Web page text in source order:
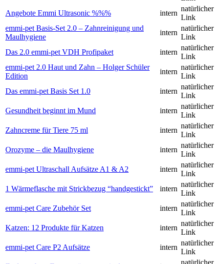
Angebote Emmi Ultrasonic %%%
intern
natürlicher
Link
emmi-pet Basis-Set 2.0 – Zahnreinigung und
Maulhygiene
intern
natürlicher
Link
Das 2.0 emmi-pet VDH Profipaket
intern
natürlicher
Link
emmi-pet 2.0 Haut und Zahn – Holger Schüler
Edition
intern
natürlicher
Link
Das emmi-pet Basis Set 1.0
intern
natürlicher
Link
Gesundheit beginnt im Mund
intern
natürlicher
Link
Zahncreme für Tiere 75 ml
intern
natürlicher
Link
Orozyme – die Maulhygiene
intern
natürlicher
Link
emmi-pet Ultraschall Aufsätze A1 & A2
intern
natürlicher
Link
1 Wärmeflasche mit Strickbezug “handgestickt”
intern
natürlicher
Link
emmi-pet Care Zubehör Set
intern
natürlicher
Link
Katzen: 12 Produkte für Katzen
intern
natürlicher
Link
emmi-pet Care P2 Aufsätze
intern
natürlicher
Link